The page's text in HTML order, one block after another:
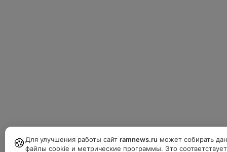
🍪 Для улучшения работы сайт ramnews.ru может собирать
файлы cookie и метрические программы. Это